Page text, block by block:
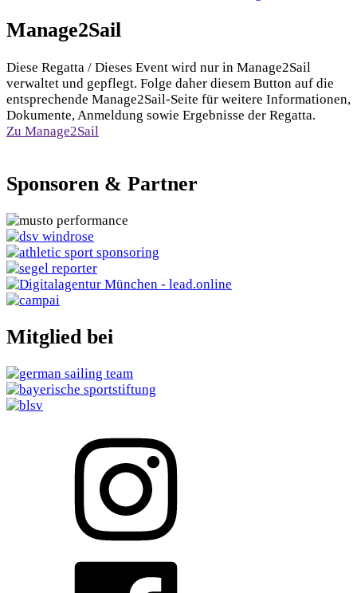
Manage2Sail
Diese Regatta / Dieses Event wird nur in Manage2Sail
verwaltet und gepflegt. Folge daher diesem Button auf die
entsprechende Manage2Sail-Seite für weitere Informationen,
Dokumente, Anmeldung sowie Ergebnisse der Regatta.
Zu Manage2Sail
Sponsoren & Partner
Mitglied bei